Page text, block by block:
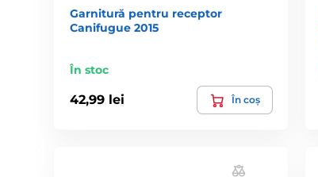
Garnitură pentru receptor
Canifugue 2015
În stoc
42,99 lei În coș